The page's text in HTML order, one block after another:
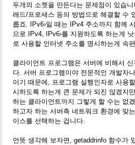
두개의 소켓을 만든다는 문제점이 있습
레드/프로세스 등의 방법으로 해결할 수
롭죠. IPv6›일 때는 IPv4 주소까지 함께
으로 IPv4, IPv6›를 지원하도록 하는게
로 사용할 인터넷 주소를 명시하는게 속
클라이언트 프로그램은 서버에 비해서
다. 서버 프로그램이야 전문적인 개발자
이기 때문에, 프로그램 실행인자로 사용
시하도록 하는게 큰 문제가 되진 않겠지
하는 클라이언트까지 그렇게 할 수는 없
하고자 하는 서버측 네트워크 환경에 맞
이스를 선택하는 겁니다.
언뜻 생각해 보자면, getaddrinfo 함수가